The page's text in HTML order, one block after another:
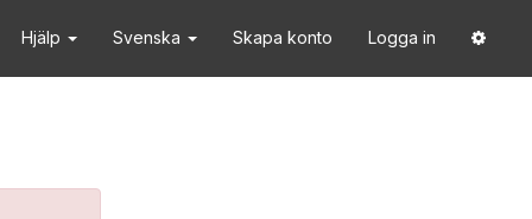
Hjälp Svenska Skapa konto Logga in